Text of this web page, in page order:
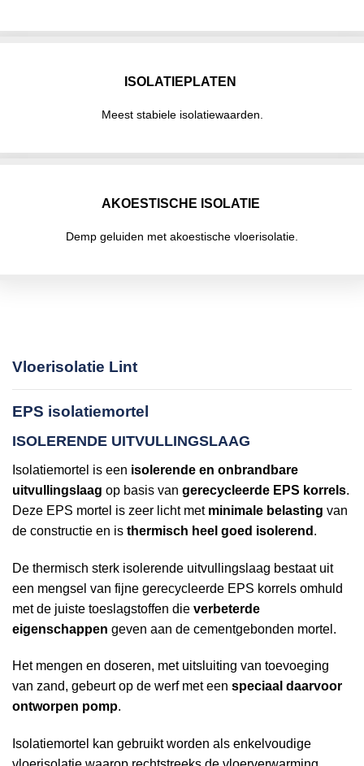
ISOLATIEPLATEN
Meest stabiele isolatiewaarden.
AKOESTISCHE ISOLATIE
Demp geluiden met akoestische vloerisolatie.
Vloerisolatie Lint
EPS isolatiemortel
ISOLERENDE UITVULLINGSLAAG
Isolatiemortel is een isolerende en onbrandbare
uitvullingslaag op basis van gerecycleerde EPS korrels.
Deze EPS mortel is zeer licht met minimale belasting van
de constructie en is thermisch heel goed isolerend .
De thermisch sterk isolerende uitvullingslaag bestaat uit
een mengsel van fijne gerecycleerde EPS korrels omhuld
met de juiste toeslagstoffen die verbeterde
eigenschappen geven aan de cementgebonden mortel.
Het mengen en doseren, met uitsluiting van toevoeging
van zand, gebeurt op de werf met een speciaal daarvoor
ontworpen pomp.
Isolatiemortel kan gebruikt worden als enkelvoudige